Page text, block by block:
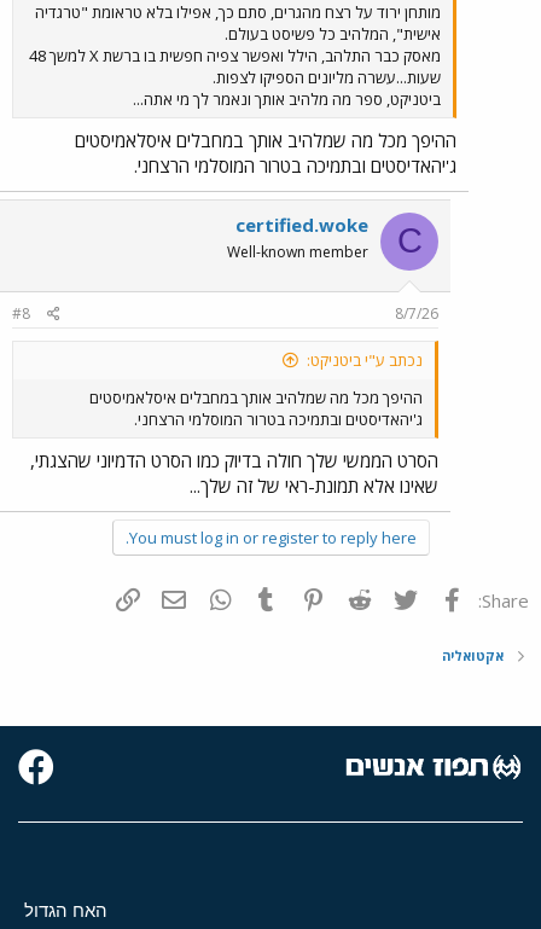
מותחן ירוד על רצח מהגרים, סתם כך, אפילו בלא טראומת "טרגדיה
אישית", המלהיב כל פשיסט בעולם.
מאסק כבר התלהב, הילל ואפשר צפיה חפשית בו ברשת X למשך 48
שעות...עשרה מליונים הספיקו לצפות.
ביטניקט, ספר מה מלהיב אותך ונאמר לך מי אתה...
ההיפך מכל מה שמלהיב אותך במחבלים איסלאמיסטים
ג'יהאדיסטים ובתמיכה בטרור המוסלמי הרצחני.
C
certified.woke
Well-known member
8/7/26
#8
נכתב ע"י ביטניקט:
ההיפך מכל מה שמלהיב אותך במחבלים איסלאמיסטים
ג'יהאדיסטים ובתמיכה בטרור המוסלמי הרצחני.
הסרט הממשי שלך חולה בדיוק כמו הסרט הדמיוני שהצגתי,
שאינו אלא תמונת-ראי של זה שלך...
You must log in or register to reply here.
Share: פייסבוק Twitter
Reddit
Pinterest
Tumblr
WhatsAppדואר אלקטרוני
אקטואליה
האח הגדול